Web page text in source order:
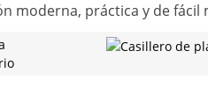
moderna, práctica y de